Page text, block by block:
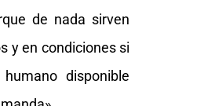
de nada sirven
y en condiciones si
disponible